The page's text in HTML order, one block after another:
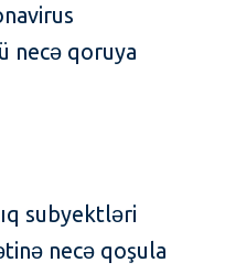
necə qoruya
subyektləri
necə qoşula